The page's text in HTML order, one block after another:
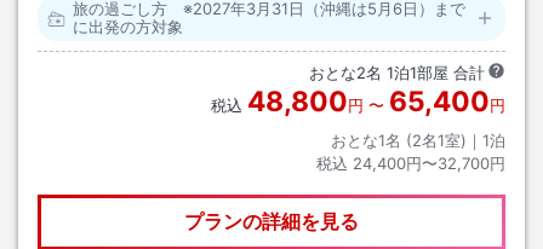
旅の過ごし方 ※2027年3月31日（沖縄は5月6日）まで
に出発の方対象
おとな2名 1泊1部屋 合計
税込 48,800円 〜 65,400円
おとな1名 (2名1室)｜ 1泊
税込 24,400円〜32,700円
プランの詳細を見る